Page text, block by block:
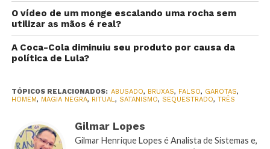
O vídeo de um monge escalando uma rocha sem
utilizar as mãos é real?
A Coca-Cola diminuiu seu produto por causa da
política de Lula?
TÓPICOS RELACIONADOS: ABUSADO, BRUXAS, FALSO, GAROTAS,
HOMEM, MAGIA NEGRA, RITUAL, SATANISMO, SEQUESTRADO, TRÊS
Gilmar Lopes
Gilmar Henrique Lopes é Analista de Sistemas e,